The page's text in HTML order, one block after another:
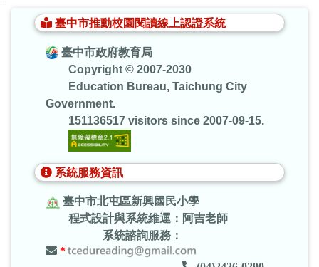
臺中市推動校園閱讀線上認證系統
臺中市政府教育局
Copyright © 2007-2030
Education Bureau, Taichung City
Government.
151136517 visitors since 2007-09-15.
系統服務資訊
臺中市北屯區新興國民小學
程式設計與系統維運：阿吉老師
系統諮詢服務：
*